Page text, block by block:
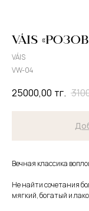
VÁIS
VÁIS
VW-04
25000,00 тг.
Вечная классика
Не найти сочетания
мягкий, богатый и